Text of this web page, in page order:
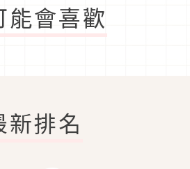
能會喜歡
新排名